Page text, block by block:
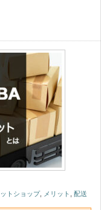
トショップ, メリット 配送